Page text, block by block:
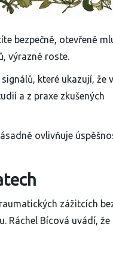
bezpečně, otevřeně
výrazně roste.
které ukazují, že
a z praxe zkušených
ovlivňuje
zážitcích
Ráchel Bícová uvádí, že